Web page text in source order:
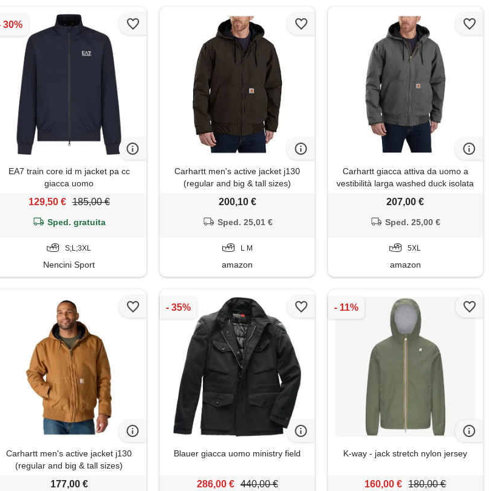
EA7 train core id m jacket pa cc
giacca uomo
129,50 € 185,00 €
Sped. gratuita
S;L;3XL
Nencini Sport
Carhartt men's active jacket j130
(regular and big & tall sizes)
200,10 €
Sped. 25,01 €
L M
amazon
Carhartt giacca attiva da uomo a
vestibilità larga washed duck isolata
207,00 €
Sped. 25,00 €
5XL
amazon
Carhartt men's active jacket j130
(regular and big & tall sizes)
177,00 €
Blauer giacca uomo ministry field
286,00 € 440,00 €
K-way - jack stretch nylon jersey
160,00 € 180,00 €